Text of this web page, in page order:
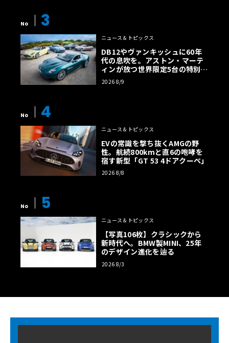
No 3
ニュース＆トピックス
DB12やヴァンキッシュに60年
代の息吹を。アストン・マーテ
ィンが放つ世界限定5台の特別コ
レクション
2026 8/9
No 4
ニュース＆トピックス
EVの常識を撃ち抜くAMGの野
性。航続800kmと直6の咆哮を
宿す新型「GT 53 4ドアクーペ」
2026 8/8
No 5
ニュース＆トピックス
【写真106枚】クラシックから
新時代へ。BMW製MINI、25年
のデザイン進化を辿る
2026 8/3